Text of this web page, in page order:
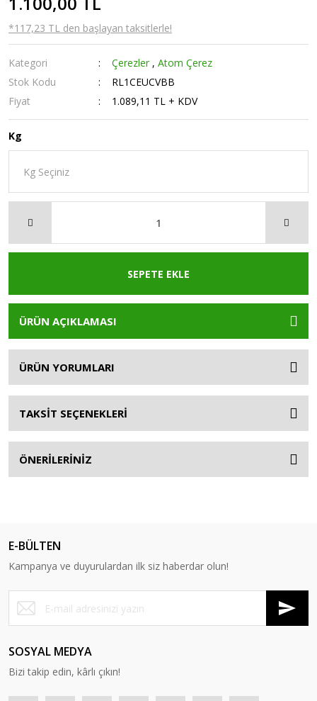
*117,23 TL den başlayan taksitlerle!
Kategori Çerezler ,Atom Çerez
Stok Kodu
RL1CEUCVBB
Fiyat
1.089,11 TL + KDV
Kg
SEPETE EKLE
ÜRÜN AÇIKLAMASI
ÜRÜN YORUMLARI
TAKSİT SEÇENEKLERİ
ÖNERİLERİNİZ
E-BÜLTEN
Kampanya ve duyurulardan ilk siz haberdar olun!
SOSYAL MEDYA
Bizi takip edin, kârlı çıkın!